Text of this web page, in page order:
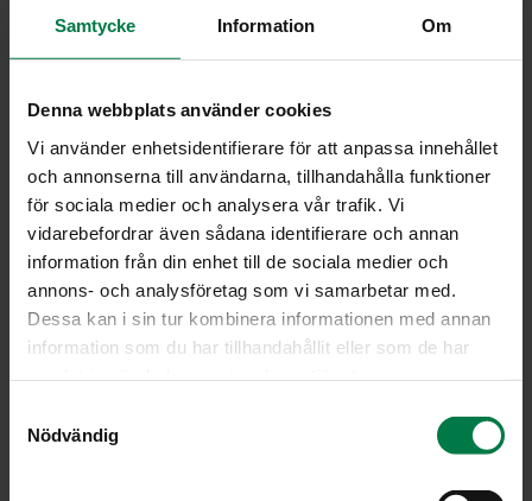
Samtycke Information Om
Denna webbplats använder cookies
Vi använder enhetsidentifierare för att anpassa innehållet
och annonserna till användarna, tillhandahålla funktioner
för sociala medier och analysera vår trafik. Vi
vidarebefordrar även sådana identifierare och annan
information från din enhet till de sociala medier och
annons- och analysföretag som vi samarbetar med.
Dessa kan i sin tur kombinera informationen med annan
information som du har tillhandahållit eller som de har
Nödvändig
g ruohosipulilla maustettua tuorejuustoa
2munaa
rkl tuoretta, hienonnettua basilikaa
Sekoita rasvasta, perunasoseesta ja jauhoista tasainen
taikina. Painele taikina piirasvuoan pohjalle ja reunoille.
Pehmitä porkkanaraaste ja sipuli kasviöljyssä
paistinpannussa.
Mausta. Levitä jäähtynyt seos pohjan päälle.
Sekoita liemen raaka-aineet tasaiseksi ja kaada
vuokaan.
Kypsennä uunissa 175-asteissa uunissa 40 – 50
minuuttia. Tarjoa raikkaan salaatin kanssa.